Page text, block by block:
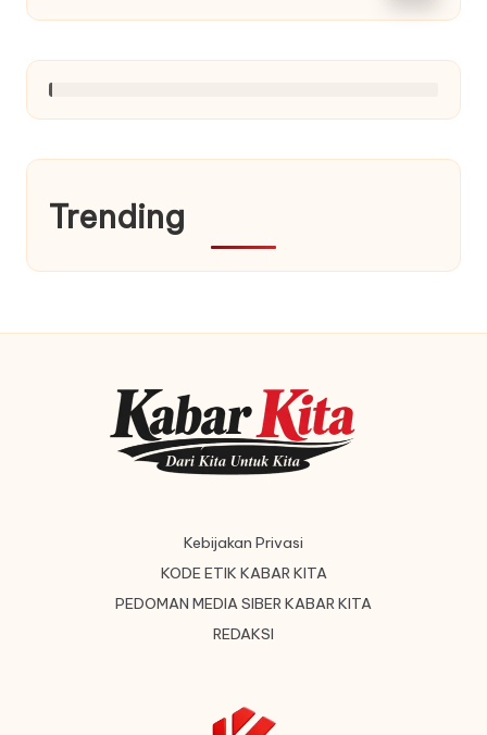
Trending
Kebijakan Privasi
KODE ETIK KABAR KITA
PEDOMAN MEDIA SIBER KABAR KITA
REDAKSI